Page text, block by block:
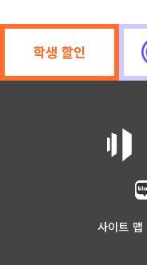
학생 할인
사이트 맵